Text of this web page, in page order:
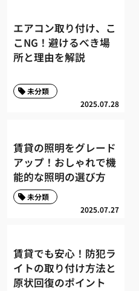
エアコン取り付け、こ
こNG！避けるべき場
所と理由を解説
2025.07.28
未分類
賃貸の照明をグレード
アップ！おしゃれで機
能的な照明の選び方
2025.07.27
未分類
賃貸でも安心！防犯ラ
イトの取り付け方法と
原状回復のポイント